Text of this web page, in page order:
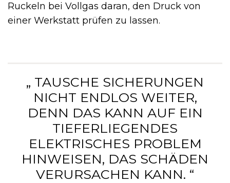
Ruckeln bei Vollgas daran, den Druck von
einer Werkstatt prüfen zu lassen.
„ TAUSCHE SICHERUNGEN
NICHT ENDLOS WEITER,
DENN DAS KANN AUF EIN
TIEFERLIEGENDES
ELEKTRISCHES PROBLEM
HINWEISEN, DAS SCHÄDEN
VERURSACHEN KANN. “